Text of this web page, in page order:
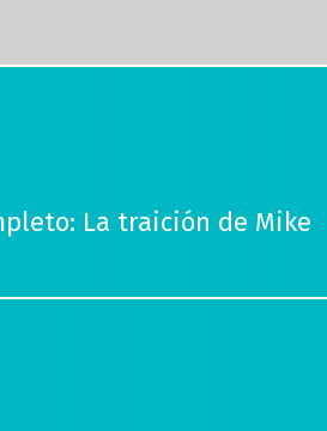
La traición de Mike